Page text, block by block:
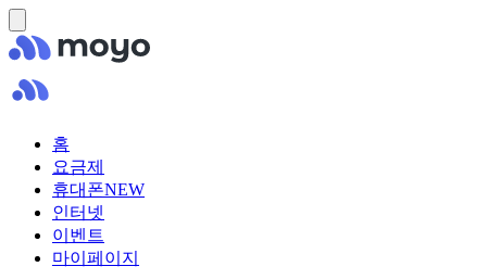
홈
요금제
휴대폰NEW
인터넷
이벤트
마이페이지